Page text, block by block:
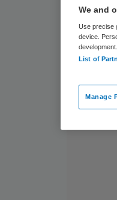
We and
Use precise
device.
development.
List of
Manage